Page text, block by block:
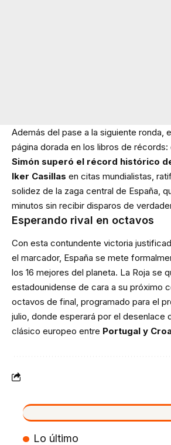
Además del pase a la siguiente ronda,
página dorada en los libros de récords:
Simón superó el récord histórico
Iker Casillas en citas mundialistas,
solidez de la zaga central de España,
minutos sin recibir disparos de
Esperando rival en octavos
Con esta contundente victoria
el marcador, España se mete
los 16 mejores del planeta. La Roja se
estadounidense de cara a su próximo
octavos de final, programado para el
julio, donde esperará por el desenlace
clásico europeo entre Portugal y
VIVO
Lo último